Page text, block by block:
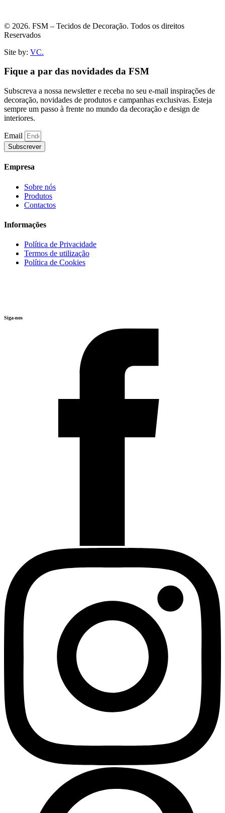
© 2026. FSM – Tecidos de Decoração. Todos os direitos
Reservados
Site by: VC.
Fique a par das novidades da FSM
Subscreva a nossa newsletter e receba no seu e-mail inspirações de
decoração, novidades de produtos e campanhas exclusivas. Esteja
sempre um passo à frente no mundo da decoração e design de
interiores.
Email
Subscrever
Empresa
Sobre nós
Produtos
Contactos
Informações
Política de Privacidade
Termos de utilização
Política de Cookies
Siga-nos